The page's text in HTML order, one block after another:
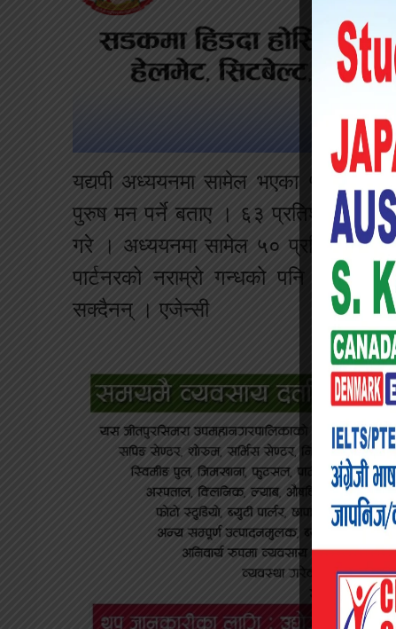
यद्यपी अध्ययनमा सामेल भएका ५३
पुरुष मन पर्ने बताए । ६३ प्रतिशत
गरे । अध्ययनमा सामेल ५० प्रतिशत
पार्टनरको नराम्रो गन्धको पनि
सक्दैनन् । एजेन्सी